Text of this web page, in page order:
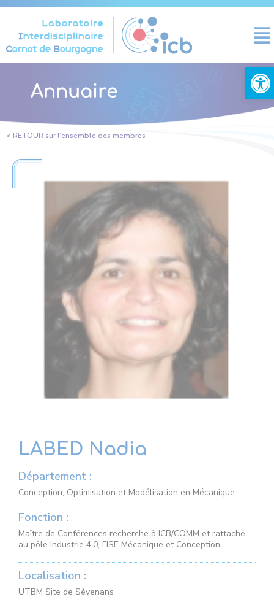
Ouvrir
Annuaire
< RETOUR sur l’ensemble des membres
LABED Nadia
Département :
Conception, Optimisation et Modélisation en Mécanique
Fonction :
Maître de Conférences recherche à ICB/COMM et rattaché
au pôle Industrie 4.0, FISE Mécanique et Conception
Localisation :
UTBM Site de Sévenans
Panneau de gestion des cookies